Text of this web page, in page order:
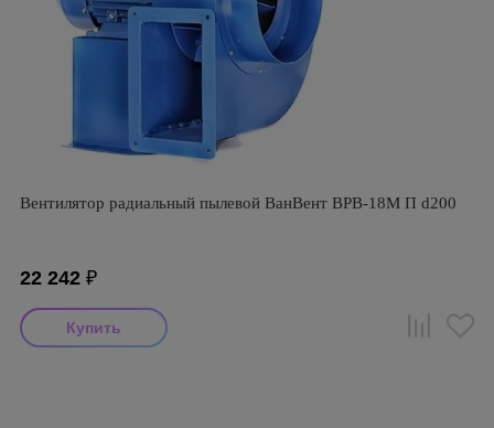
Вентилятор радиальный пылевой ВанВент ВРВ-18М П d200
22 242 ₽